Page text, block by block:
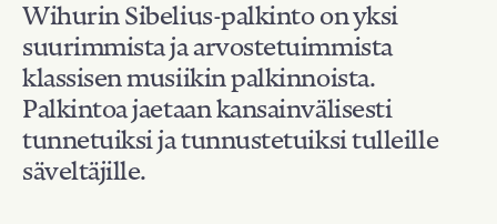
Wihurin Sibelius-palkinto on yksi
suurimmista ja arvostetuimmista
klassisen musiikin palkinnoista.
Palkintoa jaetaan kansainvälisesti
tunnetuiksi ja tunnustetuiksi tulleille
säveltäjille.